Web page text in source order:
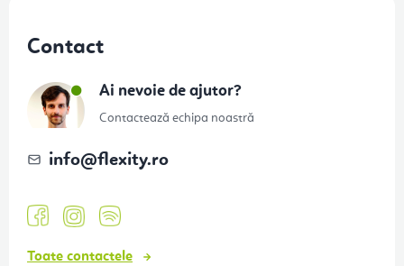
Contact
Ai nevoie de ajutor?
Contactează echipa noastră
info@flexity.ro
Toate contactele